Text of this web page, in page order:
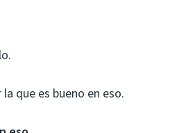
que es bueno en eso.